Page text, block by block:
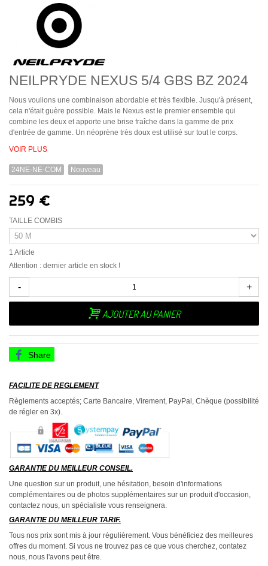
NEILPRYDE NEXUS 5/4 GBS BZ 2024
Nous voulions une combinaison abordable et très flexible. Jusqu'à présent,
cela n'était guère possible. Mais le Nexus est le premier ensemble qui
combine les deux et apporte une brise fraîche dans la gamme de prix
d'entrée de gamme. Un néoprène très doux est utilisé sur tout le corps.
VOIR PLUS
24NE-NE-COM Nouveau
259 €
TAILLE COMBIS
1 Article
Attention : dernier article en stock !
- +
AJOUTER AU PANIER
Share
FACILITE DE REGLEMENT
Règlements acceptés; Carte Bancaire, Virement, PayPal, Chèque (possibilité
de régler en 3x).
GARANTIE DU MEILLEUR CONSEIL.
Une question sur un produit, une hésitation, besoin d'informations
complémentaires ou de photos supplémentaires sur un produit d'occasion,
contactez nous, un spécialiste vous renseignera.
GARANTIE DU MEILLEUR TARIF.
Tous nos prix sont mis à jour régulièrement. Vous bénéficiez des meilleures
offres du moment. Si vous ne trouvez pas ce que vous cherchez, contatez
nous, nous l'avons peut être.